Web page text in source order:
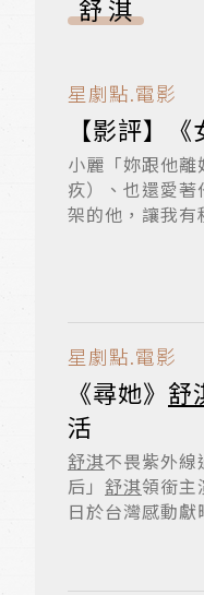
舒淇
星劇點.電影
【影評】
小麗「妳跟他
疚）、也還愛
架的他，讓我
星劇點.電影
《尋她》 舒
活
舒淇不畏紫外線過敏素顏拍戲 為《
后」 舒淇領銜主
日於台灣感動獻